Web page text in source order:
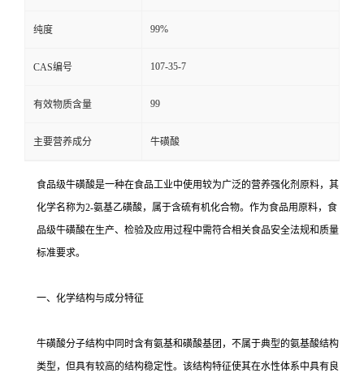
纯度 99%
CAS编号 107-35-7
有效物质含量 99
主要营养成分 牛磺酸
食品级牛磺酸是一种在食品工业中使用较为广泛的营养强化剂原料，其
化学名称为2-氨基乙磺酸，属于含硫有机化合物。作为食品用原料，食
品级牛磺酸在生产、检验及应用过程中需符合相关食品安全法规和质量
标准要求。
一、化学结构与成分特征
牛磺酸分子结构中同时含有氨基和磺酸基团，不属于典型的氨基酸结构
类型，但具有较高的结构稳定性。该结构特征使其在水性体系中具有良